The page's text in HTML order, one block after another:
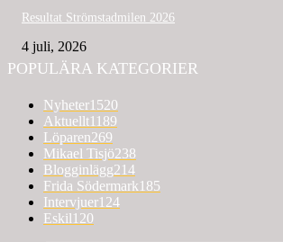
Resultat Strömstadmilen 2026
4 juli, 2026
POPULÄRA KATEGORIER
Nyheter1520
Aktuellt1189
Löparen269
Mikael Tisjö238
Blogginlägg214
Frida Södermark185
Intervjuer124
Eskil120